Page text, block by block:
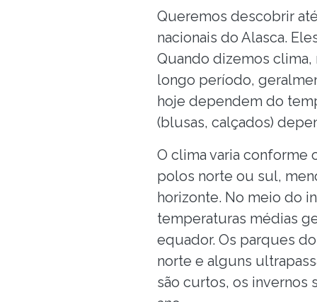
Queremos descobrir
nacionais do Alasca.
Quando dizemos
longo período,
hoje dependem do
(blusas, calçados)
O clima varia conforme
polos norte ou sul,
horizonte. No meio do
temperaturas médias
equador. Os parques
norte e alguns
são curtos, os invernos